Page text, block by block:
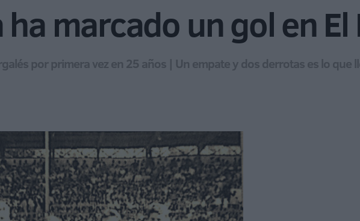
ha marcado un gol en
por primera vez en 25 años | Un empate y dos derrotas es lo que